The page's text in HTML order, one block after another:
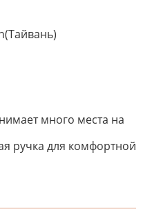
много места на
ручка для комфортной